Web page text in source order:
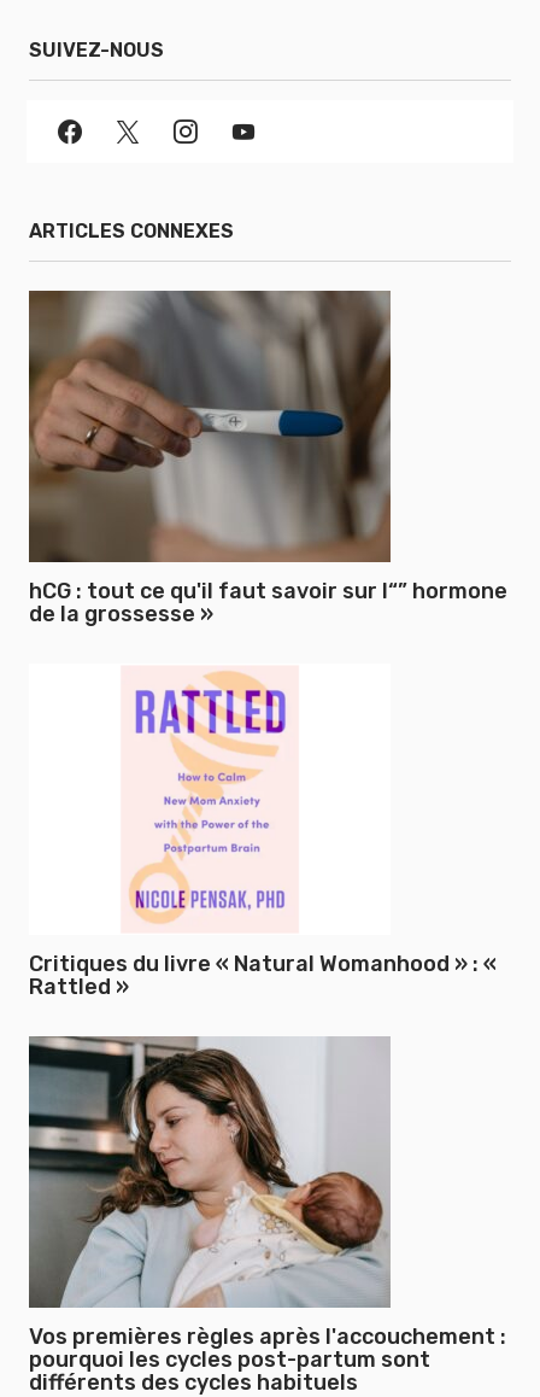
SUIVEZ-NOUS
ARTICLES CONNEXES
hCG : tout ce qu'il faut savoir sur l“” hormone
de la grossesse »
Critiques du livre « Natural Womanhood » : «
Rattled »
Vos premières règles après l'accouchement :
pourquoi les cycles post-partum sont
différents des cycles habituels